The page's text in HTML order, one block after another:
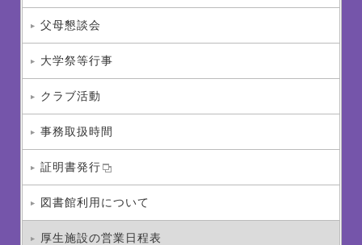
父母懇談会
大学祭等行事
クラブ活動
事務取扱時間
証明書発行
図書館利用について
厚生施設の営業日程表